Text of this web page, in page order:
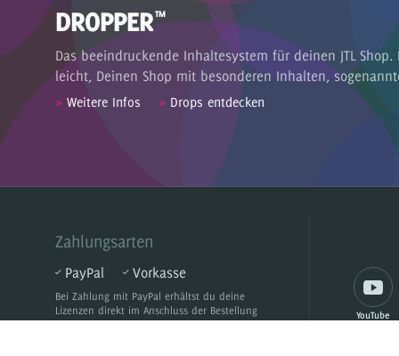
DROPPER™
Das beeindruckende Inhaltesystem für deinen JTL
leicht, Deinen Shop mit besonderen Inhalten,
» Weitere Infos »Drops entdecken
Zahlungsarten
PayPal Vorkasse
Bei Zahlung mit PayPal erhältst du deine
Lizenzen direkt im Anschluss der Bestellung
YouTube